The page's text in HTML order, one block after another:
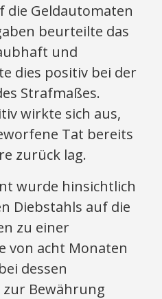
die Geldautomaten
beurteilte das
und
dies positiv bei der
Strafmaßes.
wirkte sich aus,
Tat bereits
zurück lag.
wurde hinsichtlich
Diebstahls auf die
zu einer
von acht Monaten
dessen
Bewährung